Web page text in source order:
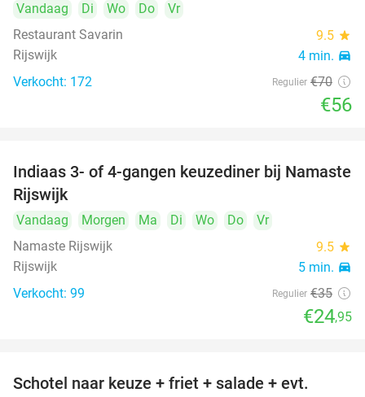
Vandaag Di Wo Do
Vr
Restaurant Savarin
9.5 star
Rijswijk 4 min. directions_car
Verkocht: 172 Regulier €70
€56
29%
Indiaas 3- of 4-gangen keuzediner bij Namaste
Rijswijk
Vandaag Morgen Ma Di Wo Do
Vr
Namaste Rijswijk
9.5 star
Rijswijk 5 min. directions_car
Verkocht: 99 Regulier €35
€24,95
Schotel naar keuze + friet + salade + evt.